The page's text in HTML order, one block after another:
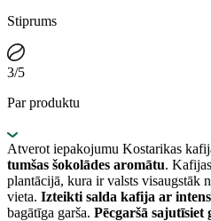
Stiprums
3/5
Par produktu
Atverot iepakojumu Kostarikas
tumšas šokolādes aromātu.
plantācijā, kura ir valsts visaugstāk
vieta. Izteikti salda kafija ar
bagātīga garša. Pēcgaršā